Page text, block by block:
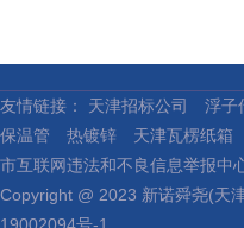
友情链接： 天津招标公司 浮子
保温管
热镀锌 天津瓦楞纸箱
市互联网违法和不良信息举报中
Copyright @ 2023 新诺舜尧(天